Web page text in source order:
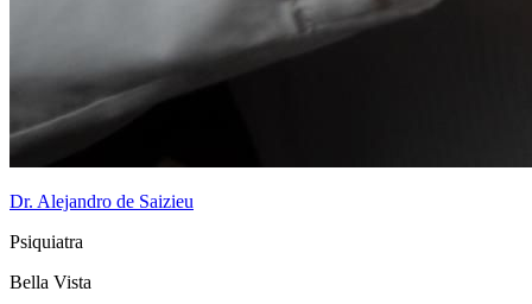
Dr. Alejandro de Saizieu
Psiquiatra
Bella Vista